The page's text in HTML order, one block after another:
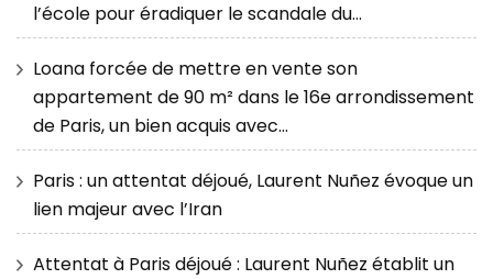
l’école pour éradiquer le scandale du…
Loana forcée de mettre en vente son
appartement de 90 m² dans le 16e arrondissement
de Paris, un bien acquis avec…
Paris : un attentat déjoué, Laurent Nuñez évoque un
lien majeur avec l’Iran
Attentat à Paris déjoué : Laurent Nuñez établit un